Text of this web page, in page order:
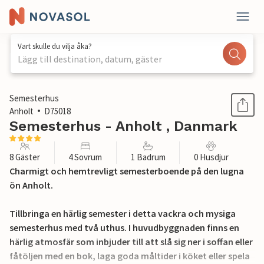
Vart skulle du vilja åka?
Lägg till destination, datum, gäster
1 / 17
Semesterhus
Anholt
D75018
Semesterhus - Anholt , Danmark
8 Gäster 4 Sovrum 1 Badrum 0 Husdjur
Charmigt och hemtrevligt semesterboende på den lugna
ön Anholt.
Tillbringa en härlig semester i detta vackra och mysiga
semesterhus med två uthus. I huvudbyggnaden finns en
härlig atmosfär som inbjuder till att slå sig ner i soffan eller
fåtöljen med en bok, laga goda måltider i köket eller spela